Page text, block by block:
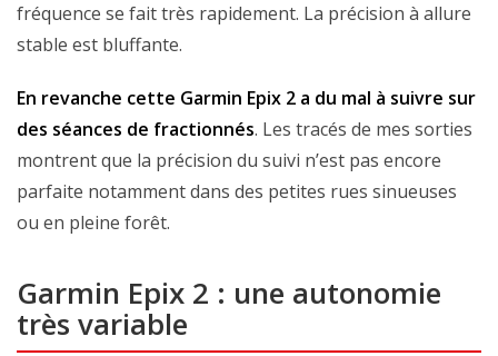
fréquence se fait très rapidement. La précision à allure
stable est bluffante.
En revanche cette Garmin Epix 2 a du mal à suivre sur
des séances de fractionnés. Les tracés de mes sorties
montrent que la précision du suivi n’est pas encore
parfaite notamment dans des petites rues sinueuses
ou en pleine forêt.
Garmin Epix 2 : une autonomie
très variable